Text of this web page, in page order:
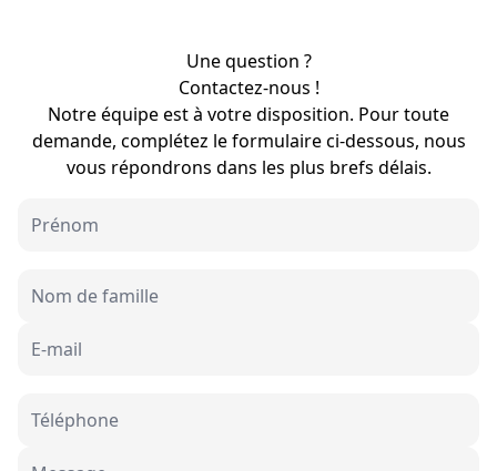
Une question ?
Contactez-nous !
Notre équipe est à votre disposition. Pour toute
demande, complétez le formulaire ci-dessous, nous
vous répondrons dans les plus brefs délais.